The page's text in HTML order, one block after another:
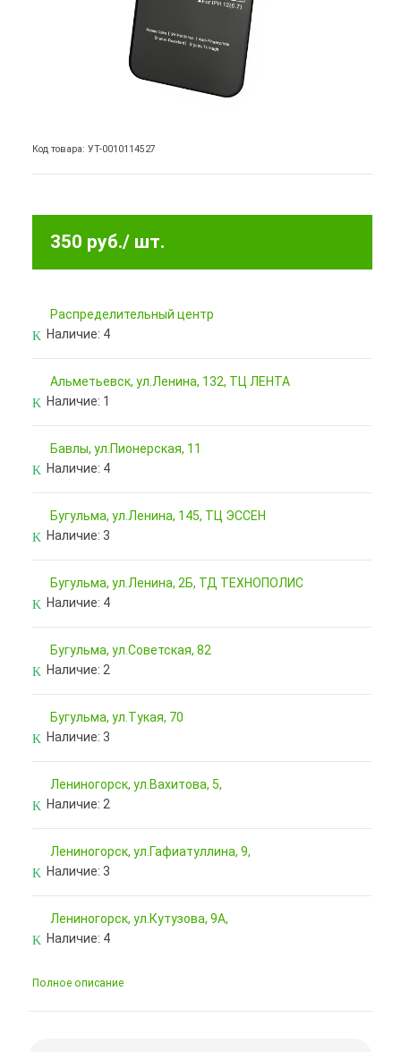
Код товара: УТ-0010114527
350 руб./ шт.
Pаспределительный центр
Наличие: 4
Альметьевск, ул.Ленина, 132, ТЦ ЛЕНТА
Наличие: 1
Бавлы, ул.Пионерская, 11
Наличие: 4
Бугульма, ул.Ленина, 145, ТЦ ЭССЕН
Наличие: 3
Бугульма, ул.Ленина, 2Б, ТД ТЕХНОПОЛИС
Наличие: 4
Бугульма, ул.Советская, 82
Наличие: 2
Бугульма, ул.Тукая, 70
Наличие: 3
Лениногорск, ул.Вахитова, 5,
Наличие: 2
Лениногорск, ул.Гафиатуллина, 9,
Наличие: 3
Лениногорск, ул.Кутузова, 9А,
Наличие: 4
Полное описание